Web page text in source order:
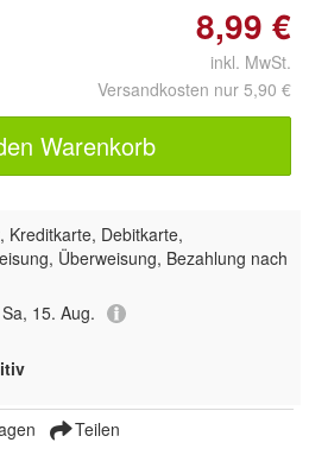
8,99 €
inkl. MwSt.
Versandkosten nur 5,90 €
Warenkorb
Kreditkarte, Debitkarte,
Überweisung, Bezahlung nach
15. Aug.
Teilen